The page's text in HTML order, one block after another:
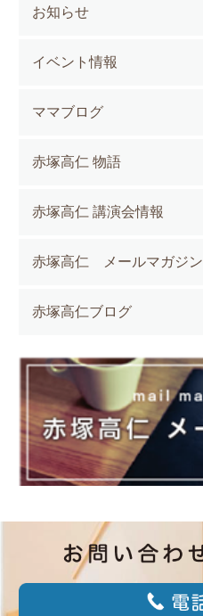
お知らせ
イベント情報
ママブログ
赤塚高仁 物語
赤塚高仁 講演会情報
赤塚高仁 メールマガジン
赤塚高仁ブログ